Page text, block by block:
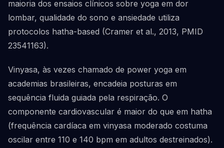
maioria dos ensaios clínicos sobre yoga em dor
lombar, qualidade do sono e ansiedade utiliza
protocolos hatha-based (Cramer et al., 2013, PMID
23541163).
Vinyasa, às vezes chamado de power yoga em
academias brasileiras, encadeia posturas em
sequência fluida guiada pela respiração. O
componente cardiovascular é maior do que em hatha
(frequência cardíaca em vinyasa moderado costuma
oscilar entre 110 e 140 bpm em adultos destreinados).